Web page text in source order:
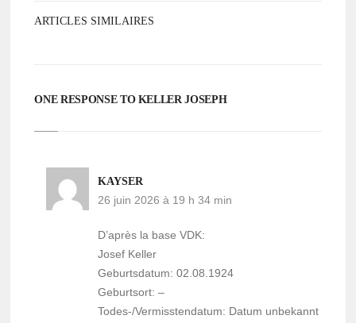
ARTICLES SIMILAIRES
ONE RESPONSE TO KELLER JOSEPH
KAYSER
26 juin 2026 à 19 h 34 min
D’après la base VDK:
Josef Keller
Geburtsdatum: 02.08.1924
Geburtsort: –
Todes-/Vermisstendatum: Datum unbekannt